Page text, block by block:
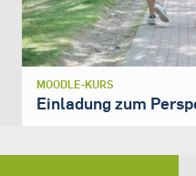
MOODLE-KURS
Einladung zum